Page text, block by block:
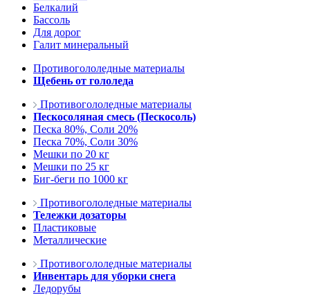
Белкалий
Бассоль
Для дорог
Галит минеральный
Противогололедные материалы
Щебень от гололеда
Противогололедные материалы
Пескосоляная смесь (Пескосоль)
Песка 80%, Соли 20%
Песка 70%, Соли 30%
Мешки по 20 кг
Мешки по 25 кг
Биг-беги по 1000 кг
Противогололедные материалы
Тележки дозаторы
Пластиковые
Металлические
Противогололедные материалы
Инвентарь для уборки снега
Ледорубы